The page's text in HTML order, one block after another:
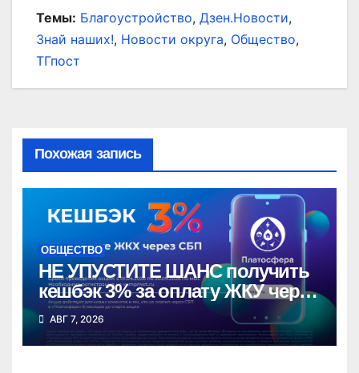
Темы: Благоустройство, Дзен.Новости,
Знай наших!, Новости округа, Общество,
ТГпост
Похожая запись
ОБЩЕСТВО
НЕ УПУСТИТЕ ШАНС получить
кешбэк 3% за оплату ЖКУ через
СБП в «Платосфере»
АВГ 7, 2026